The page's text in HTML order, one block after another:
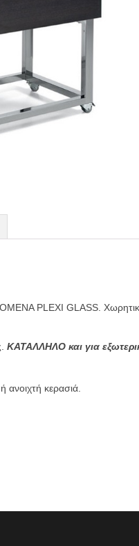
PLEXI GLASS.
ΚΑΤΑΛΛΗΛΟ και για
κερασιά.